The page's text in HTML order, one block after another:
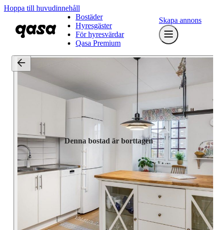
Hoppa till huvudinnehåll
Bostäder
Hyresgäster
För hyresvärdar
Qasa Premium
Skapa annons
Denna bostad är borttagen